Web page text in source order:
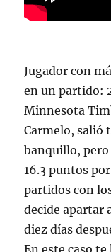
Jugador con
en un partido:
Minnesota
Carmelo, salió
banquillo,
16.3 puntos
partidos con
decide apartar
diez días
En este caso